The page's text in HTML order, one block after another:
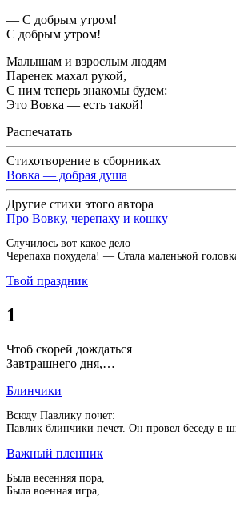
— С добрым утром!
С добрым утром!
Малышам и взрослым людям
Паренек махал рукой,
С ним теперь знакомы будем:
Это Вовка — есть такой!
Распечатать
Стихотворение в сборниках
Вовка — добрая душа
Другие стихи этого автора
Про Вовку, черепаху и кошку
Случилось вот какое дело —
Черепаха похудела! — Стала маленькой
Твой праздник
1
Чтоб скорей дождаться
Завтрашнего дня,…
Блинчики
Всюду Павлику почет:
Павлик блинчики печет. Он провел беседу в
Важный пленник
Была весенняя пора,
Была военная игра,…